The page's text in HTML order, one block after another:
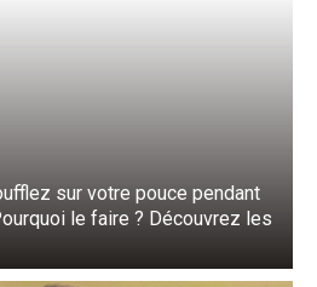
sur votre pouce pendant
le faire ? Découvrez les